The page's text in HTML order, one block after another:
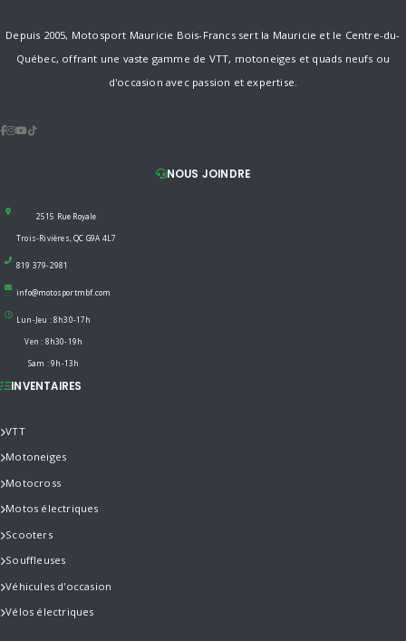
Depuis 2005, Motosport Mauricie Bois-Francs sert la Mauricie et le Centre-du-
Québec, offrant une vaste gamme de VTT, motoneiges et quads neufs ou
d'occasion avec passion et expertise.
NOUS JOINDRE
2515 Rue Royale
Trois-Rivières, QC G9A 4L7
819 379-2981
info@motosportmbf.com
Lun-Jeu : 8h30-17h
Ven : 8h30-19h
Sam : 9h-13h
INVENTAIRES
VTT
Motoneiges
Motocross
Motos électriques
Scooters
Souffleuses
Véhicules d'occasion
Vélos électriques